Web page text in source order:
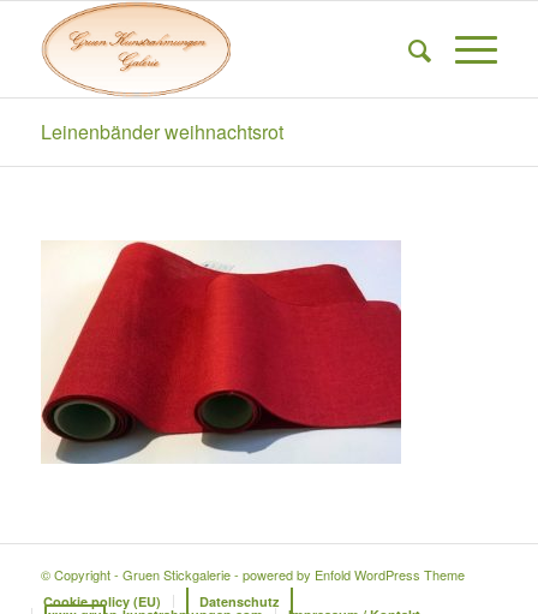
Leinenbänder weihnachtsrot
© Copyright - Gruen Stickgalerie - powered by Enfold WordPress Theme
Cookie policy (EU) Datenschutz